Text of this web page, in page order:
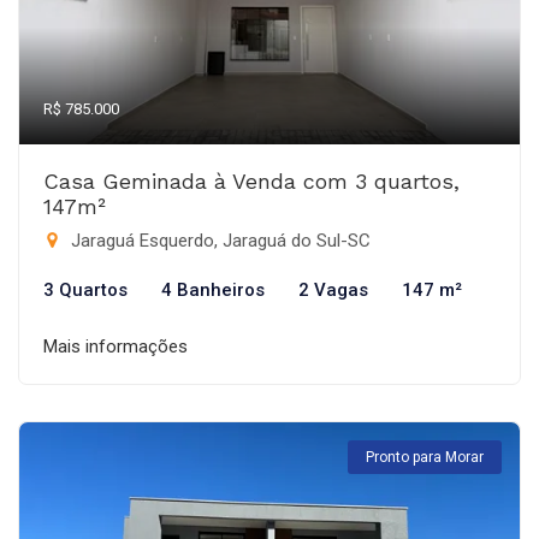
R$ 785.000
Casa Geminada à Venda com 3 quartos,
147m²
Jaraguá Esquerdo, Jaraguá do Sul-SC
3 Quartos 4 Banheiros 2 Vagas 147 m²
Mais informações
Pronto para Morar